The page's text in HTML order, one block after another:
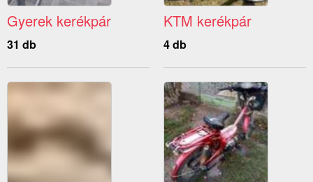
Gyerek kerékpár
31 db
KTM kerékpár
4 db